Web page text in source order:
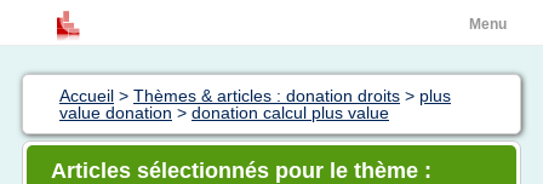
Menu
Accueil > Thèmes & articles : donation droits > plus
value donation > donation calcul plus value
Articles sélectionnés pour le thème :